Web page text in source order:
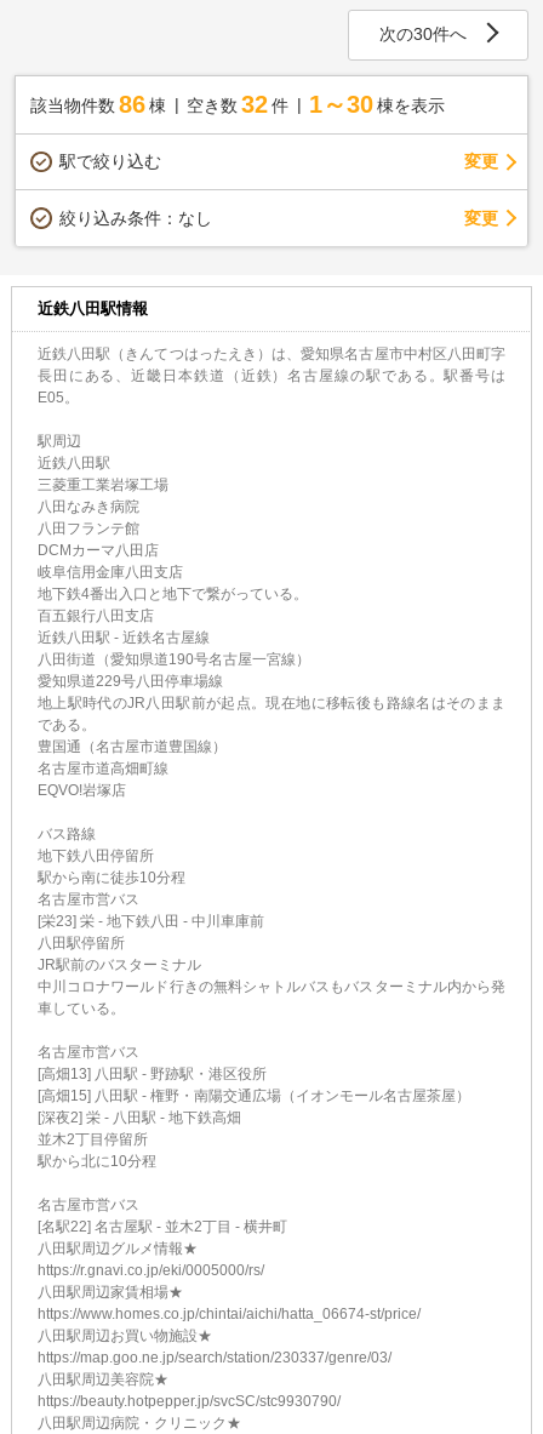
次の30件へ
該当物件数 86棟 空き数 32 件 1～30 棟を表示
駅で絞り込む 変更
絞り込み条件： なし 変更
近鉄八田駅情報
近鉄八田駅（きんてつはったえき）は、愛知県名古屋市中村区八田町字
長田にある、近畿日本鉄道（近鉄）名古屋線の駅である。駅番号は
E05。
駅周辺
近鉄八田駅
三菱重工業岩塚工場
八田なみき病院
八田フランテ館
DCMカーマ八田店
岐阜信用金庫八田支店
地下鉄4番出入口と地下で繋がっている。
百五銀行八田支店
近鉄八田駅 - 近鉄名古屋線
八田街道（愛知県道190号名古屋一宮線）
愛知県道229号八田停車場線
地上駅時代のJR八田駅前が起点。現在地に移転後も路線名はそのまま
である。
豊国通（名古屋市道豊国線）
名古屋市道高畑町線
EQVO!岩塚店
バス路線
地下鉄八田停留所
駅から南に徒歩10分程
名古屋市営バス
[栄23] 栄 - 地下鉄八田 - 中川車庫前
八田駅停留所
JR駅前のバスターミナル
中川コロナワールド行きの無料シャトルバスもバスターミナル内から発
車している。
名古屋市営バス
[高畑13] 八田駅 - 野跡駅・港区役所
[高畑15] 八田駅 - 権野・南陽交通広場（イオンモール名古屋茶屋）
[深夜2] 栄 - 八田駅 - 地下鉄高畑
並木2丁目停留所
駅から北に10分程
名古屋市営バス
[名駅22] 名古屋駅 - 並木2丁目 - 横井町
八田駅周辺グルメ情報★
https://r.gnavi.co.jp/eki/0005000/rs/
八田駅周辺家賃相場★
https://www.homes.co.jp/chintai/aichi/hatta_06674-st/price/
八田駅周辺お買い物施設★
https://map.goo.ne.jp/search/station/230337/genre/03/
八田駅周辺美容院★
https://beauty.hotpepper.jp/svcSC/stc9930790/
八田駅周辺病院・クリニック★